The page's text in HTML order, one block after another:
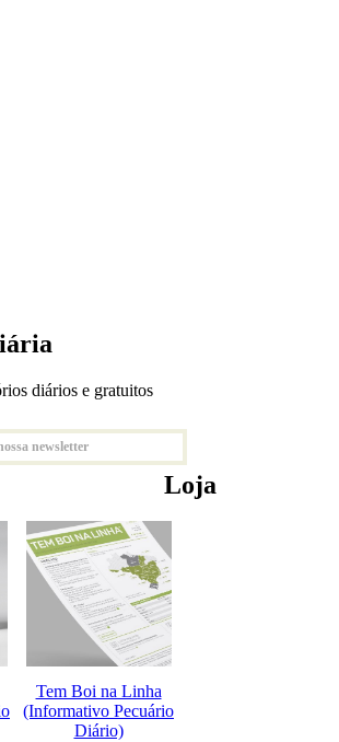
diários e gratuitos
newsletter
Loja
Tem Boi na Linha
(Informativo Pecuário
Diário)